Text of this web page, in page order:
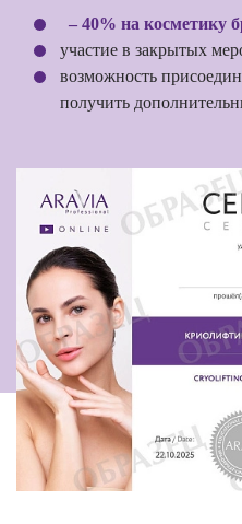
– 40% на косметику
участие в закрытых
возможность
получить